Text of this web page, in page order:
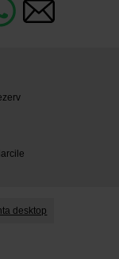
desktop